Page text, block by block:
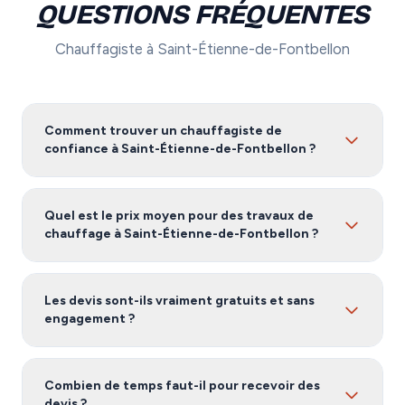
QUESTIONS FRÉQUENTES
Chauffagiste à Saint-Étienne-de-Fontbellon
Comment trouver un chauffagiste de
confiance à Saint-Étienne-de-Fontbellon ?
Pour trouver un chauffagiste fiable à Saint-Étienne-de-
plusieurs devis. Notre service vous met en relation avec
des artisans certifiés et vérifiés en Ardèche,
gratuitement et sans engagement.
Quel est le prix moyen pour des travaux de
chauffage à Saint-Étienne-de-Fontbellon ?
Les tarifs de chauffage à Saint-Étienne-de-Fontbellon
utilisés et la complexité du projet. Demandez plusieurs
devis gratuits pour obtenir une estimation précise
adaptée à votre besoin.
Les devis sont-ils vraiment gratuits et sans
engagement ?
Oui, notre service est 100% gratuit et sans
chauffagistes qualifiés à Saint-Étienne-de-Fontbellon
Combien de temps faut-il pour recevoir des